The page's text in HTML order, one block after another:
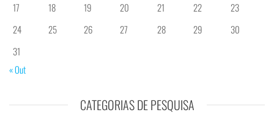
17
18 19 20 21 22
23
24
25 26 27 28 29
30
31
« Out
CATEGORIAS DE PESQUISA